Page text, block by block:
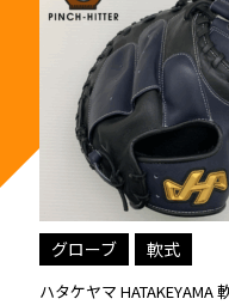
ト TH-DB29NB ハタケ